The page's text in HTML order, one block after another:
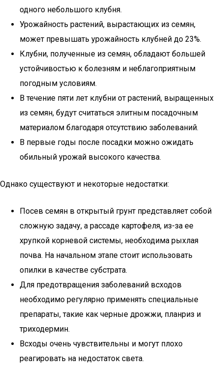
одного небольшого клубня.
Урожайность растений, вырастающих из семян,
может превышать урожайность клубней до 23%.
Клубни, полученные из семян, обладают большей
устойчивостью к болезням и неблагоприятным
погодным условиям.
В течение пяти лет клубни от растений, выращенных
из семян, будут считаться элитным посадочным
материалом благодаря отсутствию заболеваний.
В первые годы после посадки можно ожидать
обильный урожай высокого качества.
Однако существуют и некоторые недостатки:
Посев семян в открытый грунт представляет собой
сложную задачу, а рассаде картофеля, из-за ее
хрупкой корневой системы, необходима рыхлая
почва. На начальном этапе стоит использовать
опилки в качестве субстрата.
Для предотвращения заболеваний всходов
необходимо регулярно применять специальные
препараты, такие как черные дрожжи, планриз и
триходермин.
Всходы очень чувствительны и могут плохо
реагировать на недостаток света.